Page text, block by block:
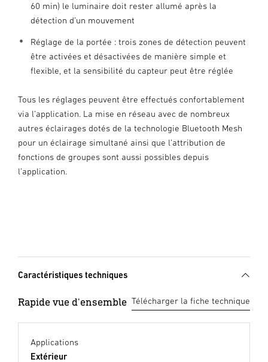
60 min) le luminaire doit rester allumé après la
détection d’un mouvement
Réglage de la portée : trois zones de détection peuvent
être activées et désactivées de manière simple et
flexible, et la sensibilité du capteur peut être réglée
Tous les réglages peuvent être effectués confortablement
via l’application. La mise en réseau avec de nombreux
autres éclairages dotés de la technologie Bluetooth Mesh
pour un éclairage simultané ainsi que l’attribution de
fonctions de groupes sont aussi possibles depuis
l’application.
Caractéristiques techniques
Rapide vue d'ensemble Télécharger la fiche technique
Applications
Extérieur